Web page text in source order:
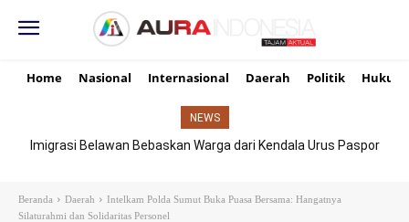
Home Nasional Internasional Daerah Politik Hukum
NEWS
Imigrasi Belawan Bebaskan Warga dari Kendala Urus Paspor
Beranda Daerah
Intelkam Polda Sumut Buka Puasa Bersama: Hangatnya
Silaturahmi dan Solidaritas Personel